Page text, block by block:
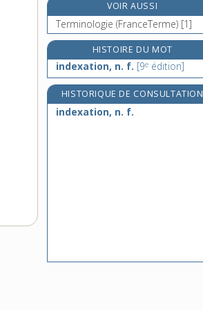
indicatif, -ive, adj. et n.
indication, n. f.
indice, n. m.
indiciaire, adj.
VOIR AUSSI
Terminologie (FranceTerme) [1]
HISTOIRE DU MOT
indexation, n. f. [9e édition]
HISTORIQUE DE CONSULTATION
indexation, n. f.